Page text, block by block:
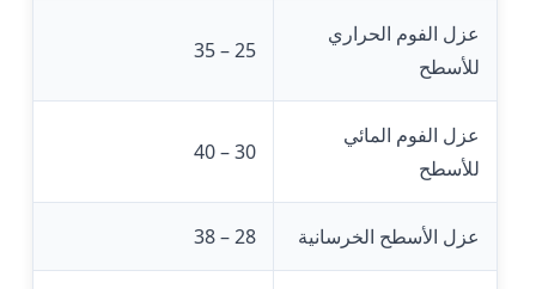
عزل الفوم الحراري
للأسطح
25 – 35
عزل الفوم المائي
للأسطح
30 – 40
عزل الأسطح الخرسانية 28 – 38